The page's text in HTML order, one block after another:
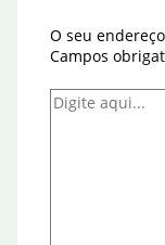
O seu
Campos
Digite